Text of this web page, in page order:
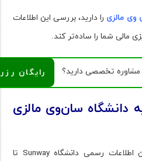
وی مالزی را دارید، بررسی این اطلاعات
مالی شما را ساده‌تر کند.
مشاوره تخصصی دارید؟ رایگان
سان‌وی مالزی
شهریه‌های زیر بر اساس آخرین اطلاعات رسمی دانشگاه Sunway تا